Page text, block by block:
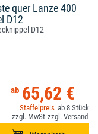
quer Lanze 400
D12
D12
65,62 €
8